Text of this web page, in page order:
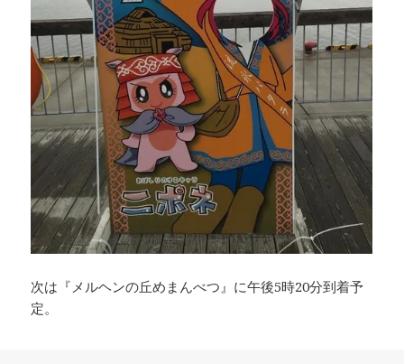
次は『メルヘンの丘めまんべつ』に午後5時20分到着予
定。